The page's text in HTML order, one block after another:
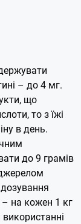
– до 4 мг.
що
то з їжі
в день.
до 9 грамів
– на кожен 1 кг